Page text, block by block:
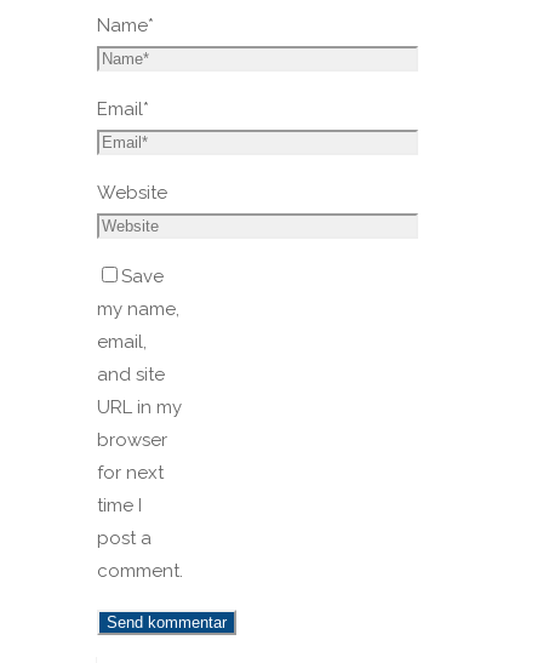
Name*
Email*
Website
Save
my name,
email,
and site
URL in my
browser
for next
time I
post a
comment.